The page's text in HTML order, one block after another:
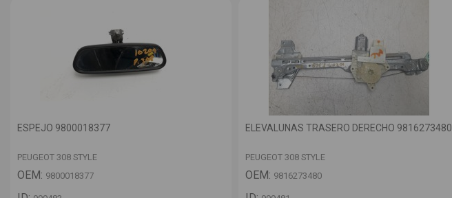
ESPEJO 9800018377
PEUGEOT 308 STYLE
OEM: 9800018377
ELEVALUNAS TRASERO DERECHO 9816273480
PEUGEOT 308 STYLE
OEM: 9816273480